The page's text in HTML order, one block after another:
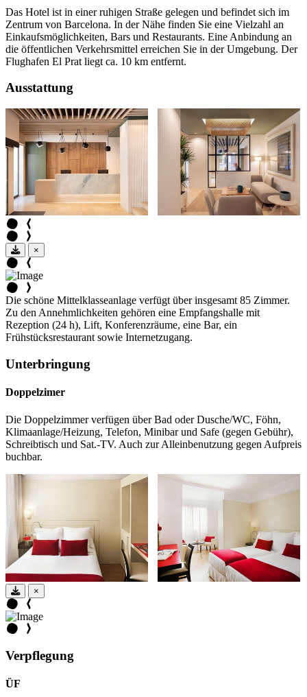
Das Hotel ist in einer ruhigen Straße gelegen und befindet sich im
Zentrum von Barcelona. In der Nähe finden Sie eine Vielzahl an
Einkaufsmöglichkeiten, Bars und Restaurants. Eine Anbindung an
die öffentlichen Verkehrsmittel erreichen Sie in der Umgebung. Der
Flughafen El Prat liegt ca. 10 km entfernt.
Ausstattung
×
Die schöne Mittelklasseanlage verfügt über insgesamt 85 Zimmer.
Zu den Annehmlichkeiten gehören eine Empfangshalle mit
Rezeption (24 h), Lift, Konferenzräume, eine Bar, ein
Frühstücksrestaurant sowie Internetzugang.
Unterbringung
Doppelzimer
Die Doppelzimmer verfügen über Bad oder Dusche/WC, Föhn,
Klimaanlage/Heizung, Telefon, Minibar und Safe (gegen Gebühr),
Schreibtisch und Sat.-TV. Auch zur Alleinbenutzung gegen Aufpreis
buchbar.
×
Verpflegung
ÜF